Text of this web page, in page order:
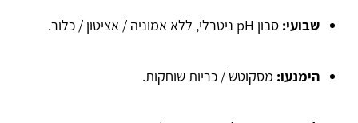
שבועי: סבון pH ניטרלי, ללא אמוניה / אציטון / כלור.
הימנעו: מסקוטש / כריות שוחקות.